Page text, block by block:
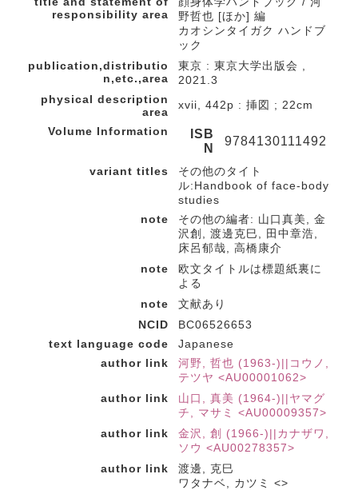
responsibility area
野哲也 [ほか] 編
カオシンタイガク ハンドブ
ック
publication,distributio
n,etc.,area
東京 : 東京大学出版会 ,
2021.3
physical description
area
xvii, 442p : 挿図 ; 22cm
Volume Information
ISB
N
9784130111492
variant titles
その他のタイト
ル:Handbook of face-body
studies
note
その他の編者: 山口真美, 金
沢創, 渡邊克巳, 田中章浩,
床呂郁哉, 高橋康介
note
欧文タイトルは標題紙裏に
よる
note
文献あり
NCID
BC06526653
text language code
Japanese
author link
河野, 哲也 (1963-)||コウノ,
テツヤ <AU00001062>
author link
山口, 真美 (1964-)||ヤマグ
チ, マサミ <AU00009357>
author link
金沢, 創 (1966-)||カナザワ,
ソウ <AU00278357>
author link
渡邊, 克巳
ワタナベ, カツミ <>